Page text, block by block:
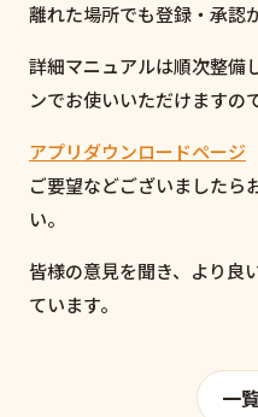
離れた場所でも登録・承認
詳細マニュアルは順次整備
ンでお使いいただけますの
アプリダウンロードページ
ご要望などございましたら
い。
皆様の意見を聞き、より良
ています。
一